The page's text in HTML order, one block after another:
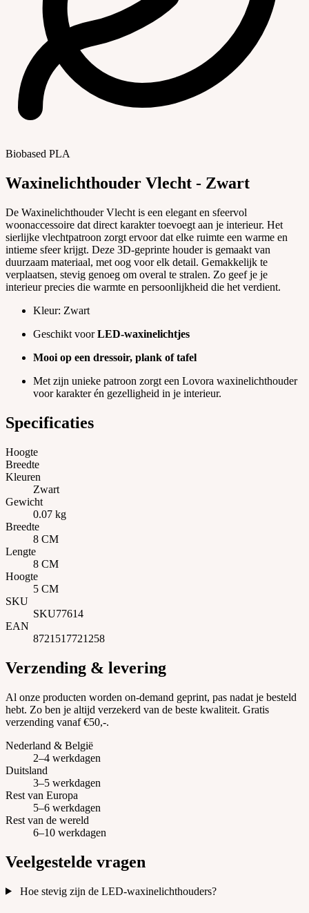
Biobased PLA
Waxinelichthouder Vlecht - Zwart
De Waxinelichthouder Vlecht is een elegant en sfeervol
woonaccessoire dat direct karakter toevoegt aan je interieur. Het
sierlijke vlechtpatroon zorgt ervoor dat elke ruimte een warme en
intieme sfeer krijgt. Deze 3D-geprinte houder is gemaakt van
duurzaam materiaal, met oog voor elk detail. Gemakkelijk te
verplaatsen, stevig genoeg om overal te stralen. Zo geef je je
interieur precies die warmte en persoonlijkheid die het verdient.
Kleur: Zwart
Geschikt voorLED-waxinelichtjes
Mooi op een dressoir, plank of tafel
Met zijn unieke patroon zorgt een Lovora waxinelichthouder
voor karakter én gezelligheid in je interieur.
Specificaties
Hoogte
Breedte
Kleuren
Zwart
Gewicht
0.07 kg
Breedte
8 CM
Lengte
8 CM
Hoogte
5 CM
SKU
SKU77614
EAN
8721517721258
Verzending & levering
Al onze producten worden on-demand geprint, pas nadat je besteld
hebt. Zo ben je altijd verzekerd van de beste kwaliteit. Gratis
verzending vanaf €50,-.
Nederland & België
2–4 werkdagen
Duitsland
3–5 werkdagen
Rest van Europa
5–6 werkdagen
Rest van de wereld
6–10 werkdagen
Veelgestelde vragen
Hoe stevig zijn de LED-waxinelichthouders?